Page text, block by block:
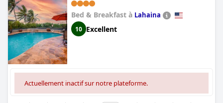
Bed & Breakfast à Lahaina
10 Excellent
Actuellement inactif sur notre plateforme.